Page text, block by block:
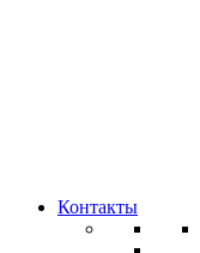
Контакты